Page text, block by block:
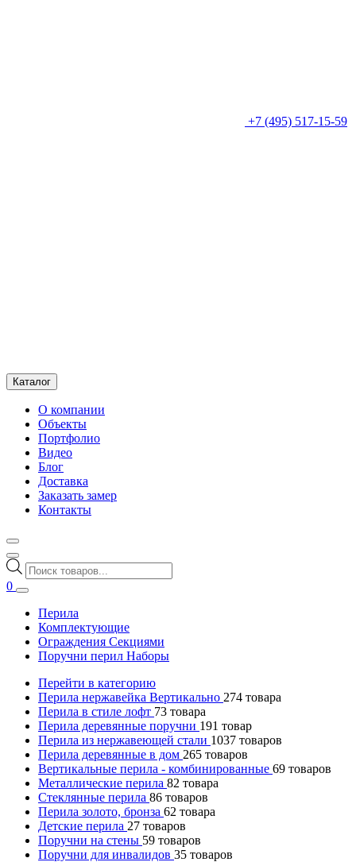
+7 (495) 517-15-59
Каталог
О компании
Объекты
Портфолио
Видео
Блог
Доставка
Заказать замер
Контакты
Поиск
товаров
0
Перила
Комплектующие
Ограждения Секциями
Поручни перил Наборы
Перейти в категорию
Перила нержавейка Вертикально 274 товара
Перила в стиле лофт 73 товара
Перила деревянные поручни 191 товар
Перила из нержавеющей стали 1037 товаров
Перила деревянные в дом 265 товаров
Вертикальные перила - комбинированные 69 товаров
Металлические перила 82 товара
Стеклянные перила 86 товаров
Перила золото, бронза 62 товара
Детские перила 27 товаров
Поручни на стены 59 товаров
Поручни для инвалидов 35 товаров